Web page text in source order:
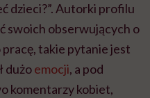
dzieci?”. Autorki profilu
swoich obserwujących o
takie pytanie jest
dużoemocji, a pod
komentarzy kobiet,